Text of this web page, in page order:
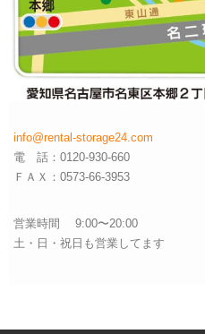
info@rental-storage24.com
電 話：0120-930-660
ＦＡＸ：0573-66-3953
営業時間 9:00〜20:00
土・日・祝日も営業してます